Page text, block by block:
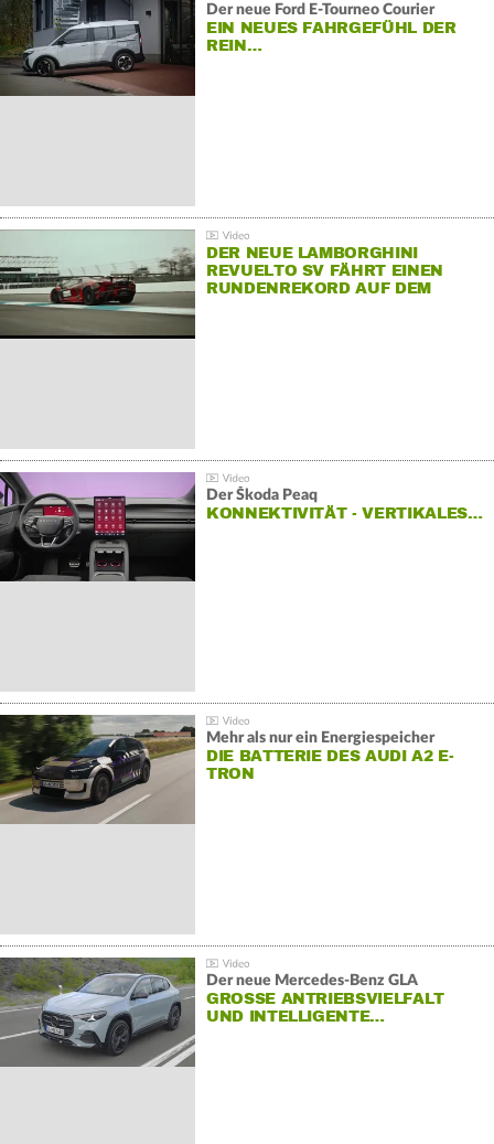
Der neue Ford E-Tourneo Courier
EIN NEUES FAHRGEFÜHL DER
REIN…
DER NEUE LAMBORGHINI
REVUELTO SV FÄHRT EINEN
RUNDENREKORD AUF DEM
Der Škoda Peaq
KONNEKTIVITÄT - VERTIKALES…
Mehr als nur ein Energiespeicher
DIE BATTERIE DES AUDI A2 E-
TRON
Der neue Mercedes-Benz GLA
GROSSE ANTRIEBSVIELFALT U
ND INTELLIGENTE…